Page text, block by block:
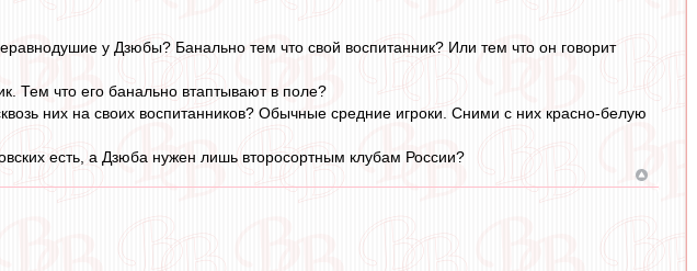
у Дзюбы? Банально тем что свой воспитанник? Или тем что он говорит
Тем что его банально втаптывают в поле?
них на своих воспитанников? Обычные средние игроки. Сними с них красно-белую
есть, а Дзюба нужен лишь второсортным клубам России?